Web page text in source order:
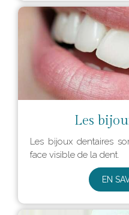
Les
Les bijoux dentaires
face visible de la dent.
EN